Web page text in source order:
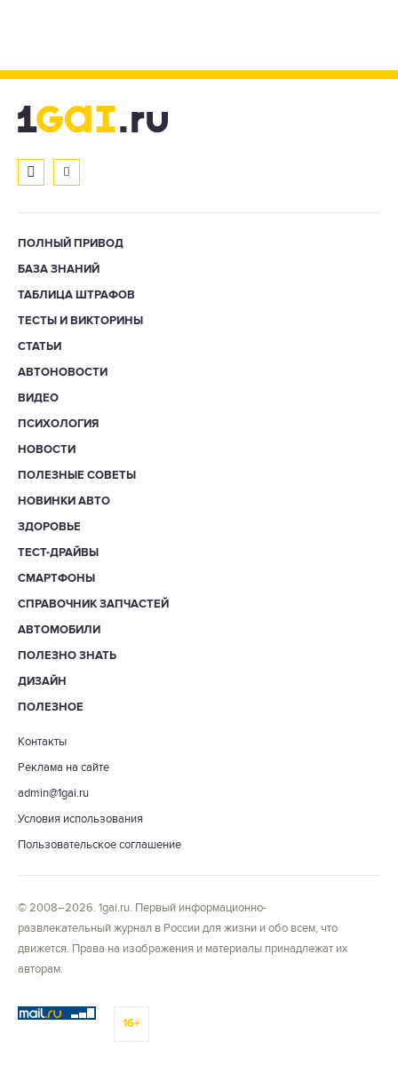
ПОЛНЫЙ ПРИВОД
БАЗА ЗНАНИЙ
ТАБЛИЦА ШТРАФОВ
ТЕСТЫ И ВИКТОРИНЫ
СТАТЬИ
АВТОНОВОСТИ
ВИДЕО
ПСИХОЛОГИЯ
НОВОСТИ
ПОЛЕЗНЫЕ СОВЕТЫ
НОВИНКИ АВТО
ЗДОРОВЬЕ
ТЕСТ-ДРАЙВЫ
СМАРТФОНЫ
СПРАВОЧНИК ЗАПЧАСТЕЙ
АВТОМОБИЛИ
ПОЛЕЗНО ЗНАТЬ
ДИЗАЙН
ПОЛЕЗНОЕ
Контакты
Реклама на сайте
admin@1gai.ru
Условия использования
Пользовательское соглашение
© 2008–2026. 1gai.ru. Первый информационно-
развлекательный журнал в России для жизни и обо всем, что
движется. Права на изображения и материалы принадлежат их
авторам.
16+